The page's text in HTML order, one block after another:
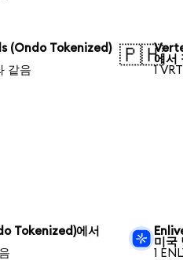
(Ondo Tokenized)
같음
🇵🇭에서
1
Tokenized)에서
미국
1